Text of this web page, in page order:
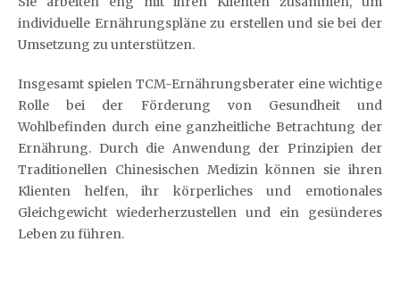
individuelle Ernährungspläne zu erstellen und sie bei der
Umsetzung zu unterstützen.
Insgesamt spielen TCM-Ernährungsberater eine wichtige
Rolle bei der Förderung von Gesundheit und
Wohlbefinden durch eine ganzheitliche Betrachtung der
Ernährung. Durch die Anwendung der Prinzipien der
Traditionellen Chinesischen Medizin können sie ihren
Klienten helfen, ihr körperliches und emotionales
Gleichgewicht wiederherzustellen und ein gesünderes
Leben zu führen.